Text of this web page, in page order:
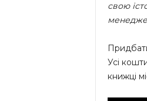
свою
Усі
книжці